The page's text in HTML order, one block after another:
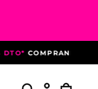
COMPRANDO 3